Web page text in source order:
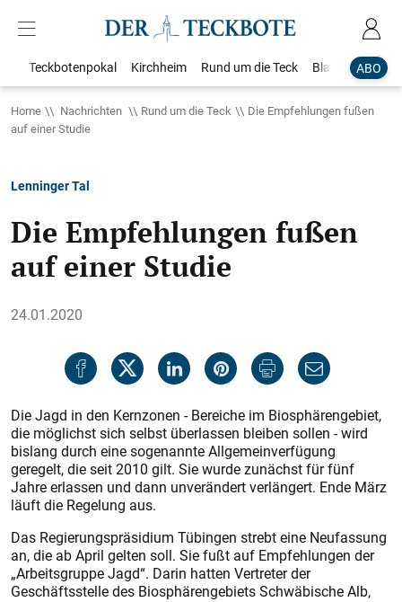
ABO
Teckbotenpokal Kirchheim Rund um die Teck Blaulicht
Home Nachrichten Rund um die Teck
Die Empfehlungen fußen
auf einer Studie
Lenninger Tal
Die Empfehlungen fußen
auf einer Studie
24.01.2020
Die Jagd in den Kernzonen - Bereiche im Biosphärengebiet,
die möglichst sich selbst überlassen bleiben sollen - wird
bislang durch eine sogenannte Allgemeinverfügung
geregelt, die seit 2010 gilt. Sie wurde zunächst für fünf
Jahre erlassen und dann unverändert verlängert. Ende März
läuft die Regelung aus.
Das Regierungspräsidium Tübingen strebt eine Neufassung
an, die ab April gelten soll. Sie fußt auf Empfehlungen der
„Arbeitsgruppe Jagd“. Darin hatten Vertreter der
Geschäftsstelle des Biosphärengebiets Schwäbische Alb,